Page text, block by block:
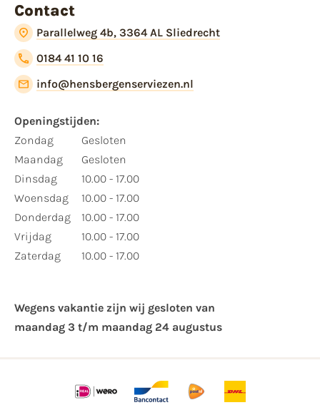
Contact
Parallelweg 4b, 3364 AL Sliedrecht
0184 41 10 16
info@hensbergenserviezen.nl
Openingstijden:
Zondag
Maandag
Dinsdag
Woensdag
Donderdag
Vrijdag
Zaterdag
Gesloten
Gesloten
10.00 - 17.00
10.00 - 17.00
10.00 - 17.00
10.00 - 17.00
10.00 - 17.00
Wegens vakantie zijn wij gesloten van ​
maandag 3 t/m maandag 24 augustus